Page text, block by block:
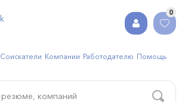
0
Соискатели Компании Работодателю Помощь